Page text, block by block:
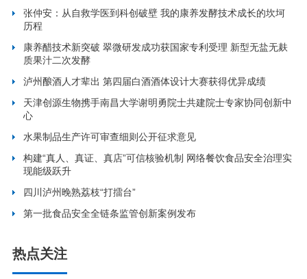
张仲安：从自救学医到科创破壁 我的康养发酵技术成长的坎坷
历程
康养醋技术新突破 翠微研发成功获国家专利受理 新型无盐无麸
质果汁二次发酵
泸州酿酒人才辈出 第四届白酒酒体设计大赛获得优异成绩
天津创源生物携手南昌大学谢明勇院士共建院士专家协同创新中
心
水果制品生产许可审查细则公开征求意见
构建“真人、真证、真店”可信核验机制 网络餐饮食品安全治理实
现能级跃升
四川泸州晚熟荔枝“打擂台”
第一批食品安全全链条监管创新案例发布
热点关注